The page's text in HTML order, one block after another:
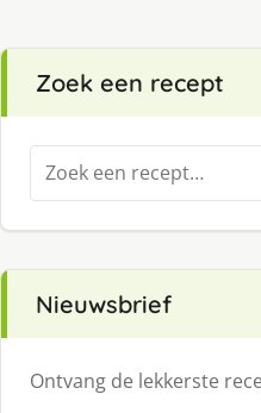
Zoek een recept
Zoeken
naar:
Nieuwsbrief
Ontvang de lekkerste